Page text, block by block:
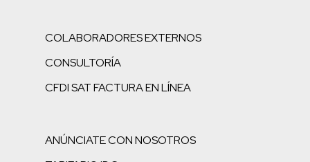
COLABORADORES EXTERNOS
CONSULTORÍA
CFDI SAT FACTURA EN LÍNEA
ANÚNCIATE CON NOSOTROS